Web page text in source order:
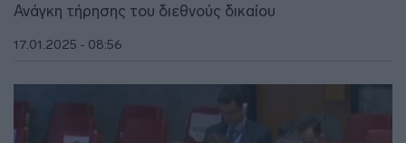
Ανάγκη τήρησης του διεθνούς δικαίου
17.01.2025 - 08:56